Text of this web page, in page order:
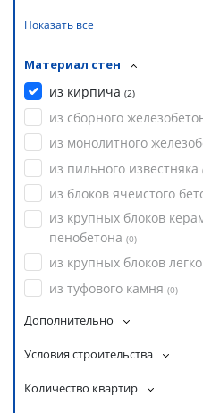
Показать все
Материал стен
из кирпича (2)
из сборного
из монолитного
из пильного известняка
из блоков ячеистого
из крупных блоков
пенобетона (0)
из крупных блоков
из туфового камня (0)
Дополнительно
Условия строительства
Количество квартир